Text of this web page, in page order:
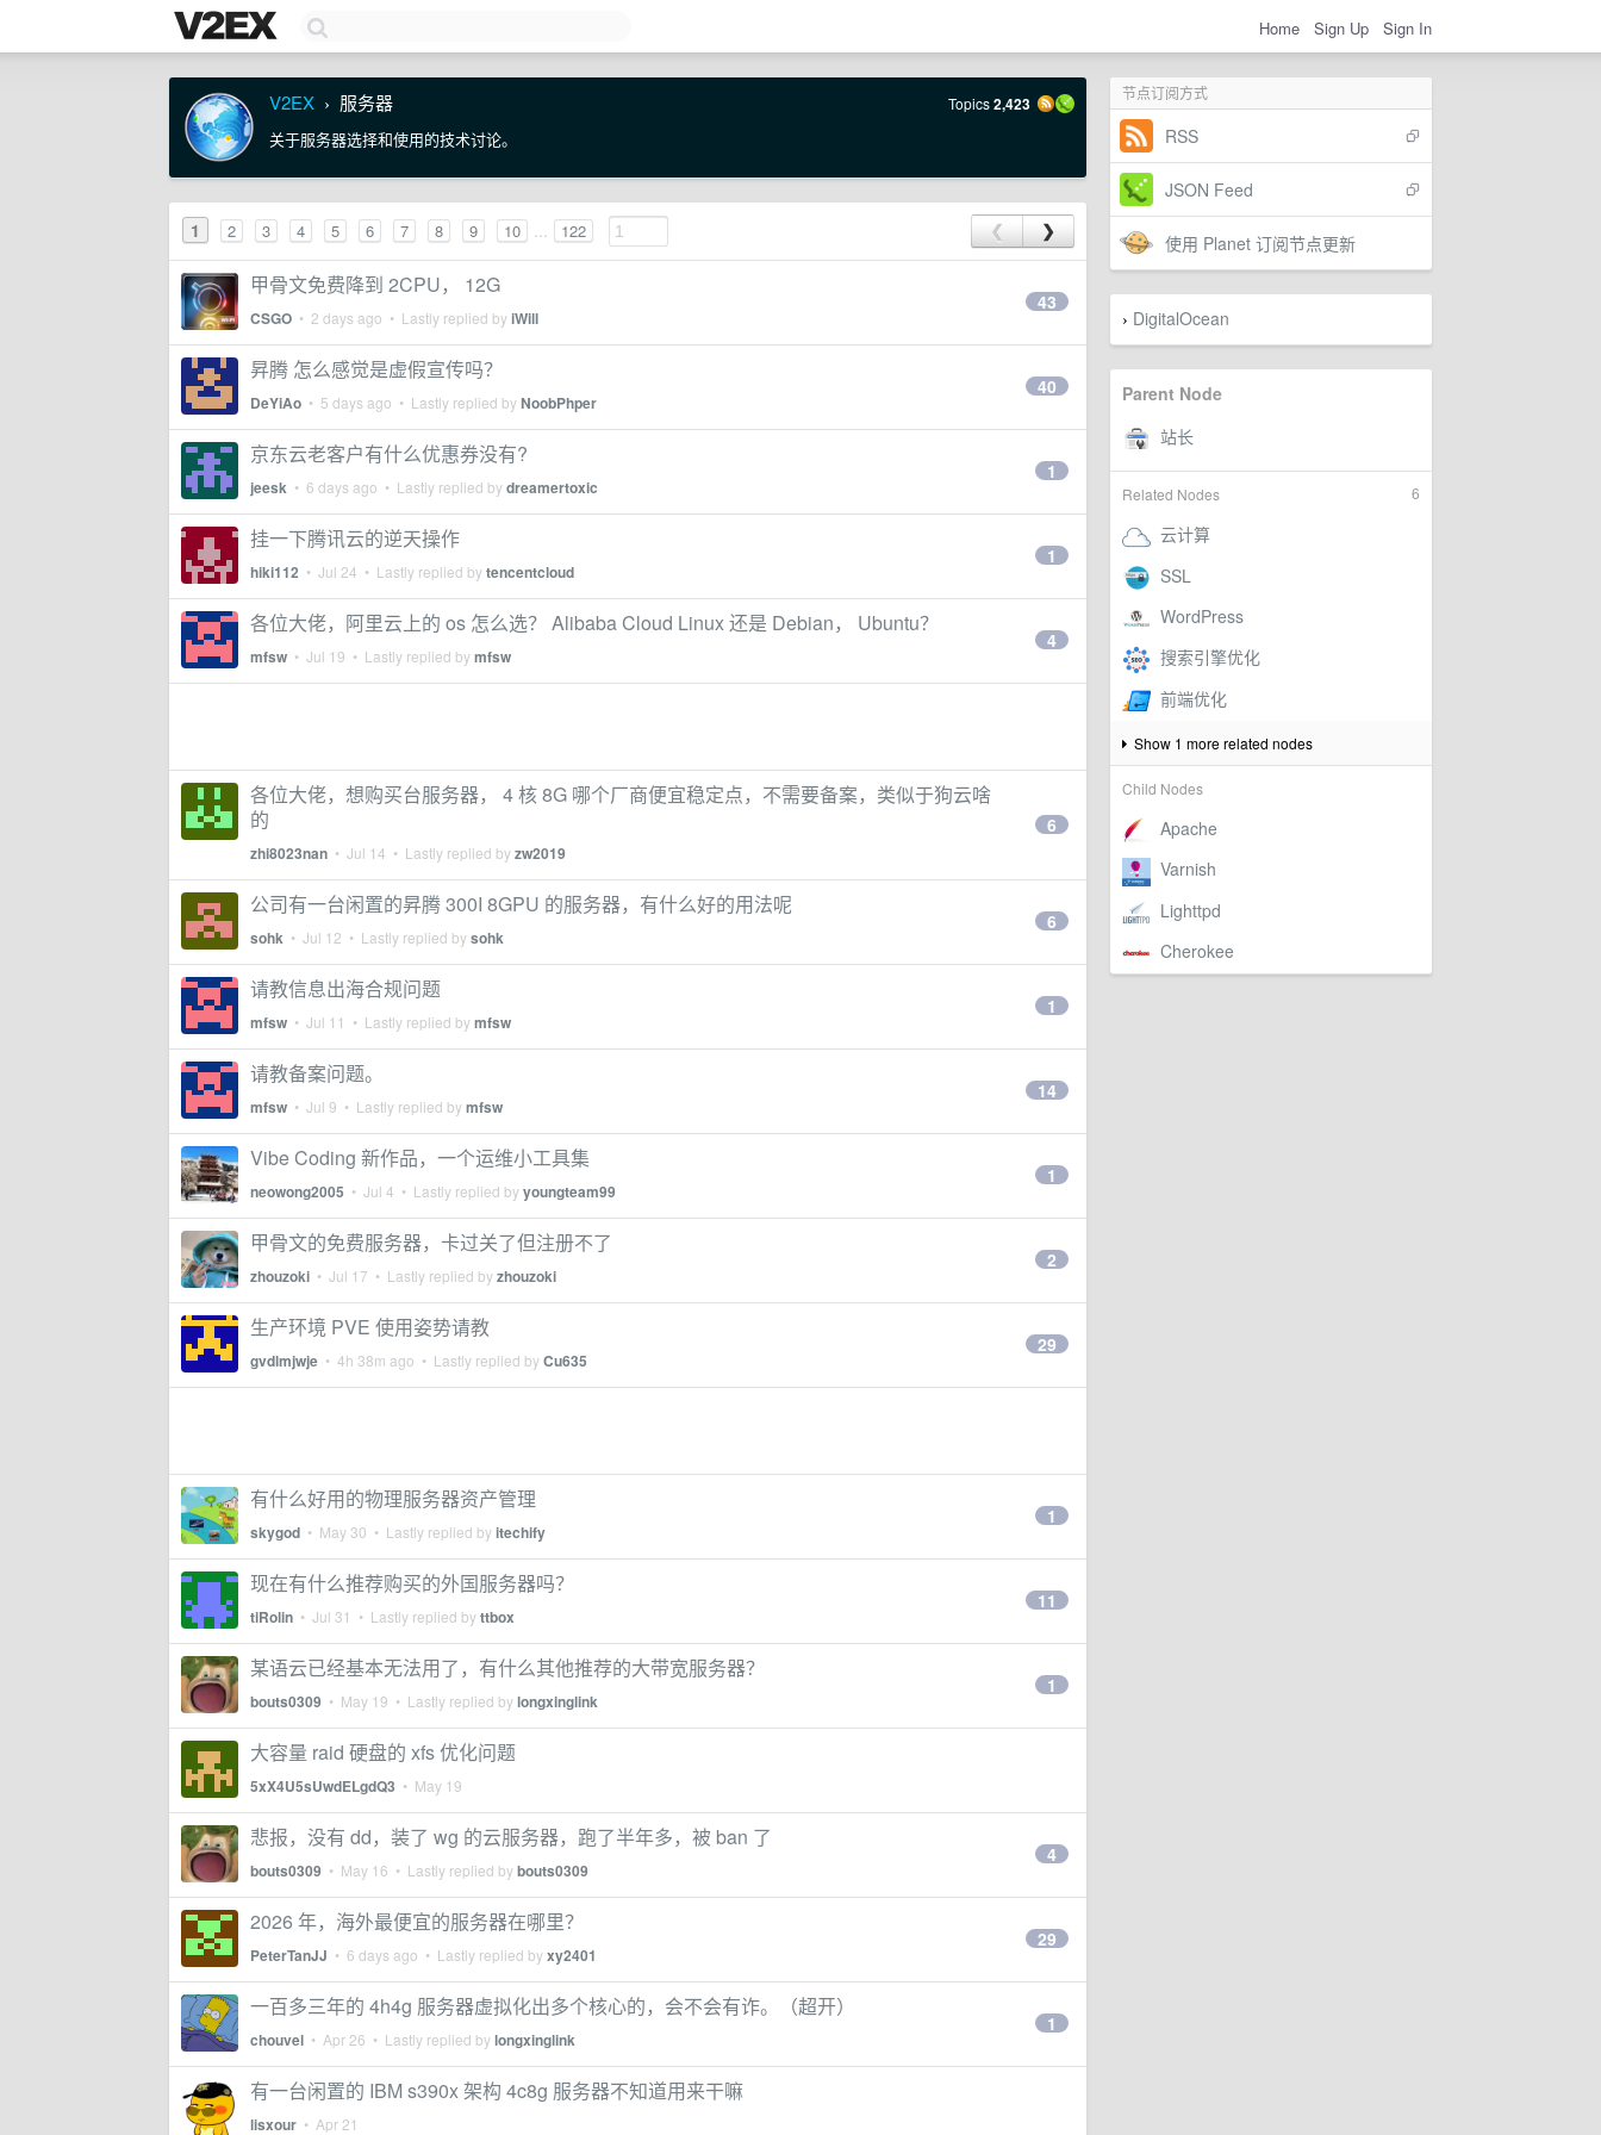
Home Sign Up Sign In
节点订阅方式
RSS
JSON Feed
使用 Planet 订阅节点更新
› DigitalOcean
Parent Node
6
Related Nodes
Show 1 more related nodes
Child Nodes
V2EX › 服务器 Topics2,423
关于服务器选择和使用的技术讨论。
1 2 3 4 5 6 7 8 9 10 ... 122 ❮ ❯
甲骨文免费降到 2CPU， 12G
CSGO • 2 days ago • Lastly replied byiWill
43
昇腾 怎么感觉是虚假宣传吗？
DeYiAo • 5 days ago • Lastly replied byNoobPhper
40
京东云老客户有什么优惠券没有?
jeesk • 6 days ago • Lastly replied bydreamertoxic
1
挂一下腾讯云的逆天操作
hiki112 • Jul 24 • Lastly replied bytencentcloud
1
各位大佬，阿里云上的 os 怎么选？ Alibaba Cloud Linux 还是 Debian， Ubuntu？
mfsw • Jul 19 • Lastly replied bymfsw
4
各位大佬，想购买台服务器， 4 核 8G 哪个厂商便宜稳定点，不需要备案，类似于狗云啥
的
zhi8023nan • Jul 14 • Lastly replied byzw2019
6
公司有一台闲置的昇腾 300I 8GPU 的服务器，有什么好的用法呢
sohk • Jul 12 • Lastly replied bysohk
6
请教信息出海合规问题
mfsw • Jul 11 • Lastly replied bymfsw
1
请教备案问题。
mfsw • Jul 9 • Lastly replied bymfsw
14
Vibe Coding 新作品，一个运维小工具集
neowong2005 • Jul 4 • Lastly replied byyoungteam99
1
甲骨文的免费服务器，卡过关了但注册不了
zhouzoki • Jul 17 • Lastly replied byzhouzoki
2
生产环境 PVE 使用姿势请教
gvdlmjwje • 4h 38m ago • Lastly replied byCu635
29
有什么好用的物理服务器资产管理
skygod • May 30 • Lastly replied byitechify
1
现在有什么推荐购买的外国服务器吗？
tiRolin • Jul 31 • Lastly replied byttbox
11
某语云已经基本无法用了，有什么其他推荐的大带宽服务器？
bouts0309 • May 19 • Lastly replied bylongxinglink
1
大容量 raid 硬盘的 xfs 优化问题
5xX4U5sUwdELgdQ3 • May 19
悲报，没有 dd，装了 wg 的云服务器，跑了半年多，被 ban 了
bouts0309 • May 16 • Lastly replied bybouts0309
4
2026 年，海外最便宜的服务器在哪里？
PeterTanJJ • 6 days ago • Lastly replied byxy2401
29
一百多三年的 4h4g 服务器虚拟化出多个核心的，会不会有诈。（超开）
chouvel • Apr 26 • Lastly replied bylongxinglink
1
有一台闲置的 IBM s390x 架构 4c8g 服务器不知道用来干嘛
lisxour • Apr 21